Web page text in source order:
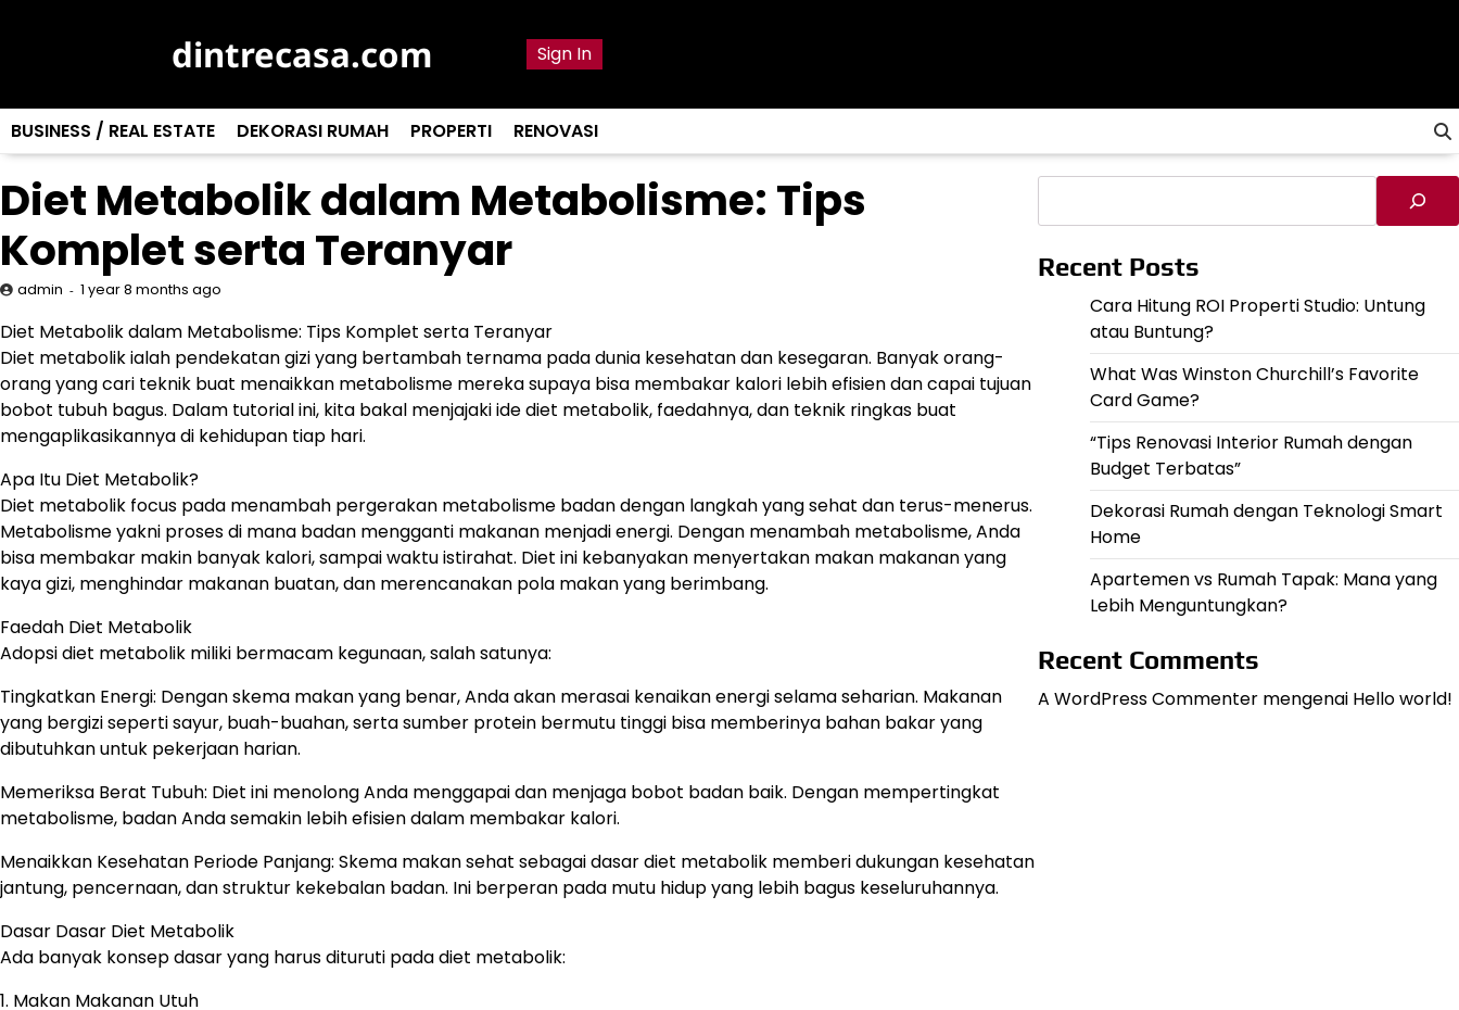
dintrecasa.com Sign In
BUSINESS / REAL ESTATE DEKORASI RUMAH PROPERTI RENOVASI
Diet Metabolik dalam Metabolisme: Tips
Komplet serta Teranyar
admin 1 year 8 months ago
Diet Metabolik dalam Metabolisme: Tips Komplet serta Teranyar
Diet metabolik ialah pendekatan gizi yang bertambah ternama pada dunia kesehatan dan kesegaran. Banyak orang-
orang yang cari teknik buat menaikkan metabolisme mereka supaya bisa membakar kalori lebih efisien dan capai tujuan
bobot tubuh bagus. Dalam tutorial ini, kita bakal menjajaki ide diet metabolik, faedahnya, dan teknik ringkas buat
mengaplikasikannya di kehidupan tiap hari.
Apa Itu Diet Metabolik?
Diet metabolik focus pada menambah pergerakan metabolisme badan dengan langkah yang sehat dan terus-menerus.
Metabolisme yakni proses di mana badan mengganti makanan menjadi energi. Dengan menambah metabolisme, Anda
bisa membakar makin banyak kalori, sampai waktu istirahat. Diet ini kebanyakan menyertakan makan makanan yang
kaya gizi, menghindar makanan buatan, dan merencanakan pola makan yang berimbang.
Faedah Diet Metabolik
Adopsi diet metabolik miliki bermacam kegunaan, salah satunya:
Tingkatkan Energi: Dengan skema makan yang benar, Anda akan merasai kenaikan energi selama seharian. Makanan
yang bergizi seperti sayur, buah-buahan, serta sumber protein bermutu tinggi bisa memberinya bahan bakar yang
dibutuhkan untuk pekerjaan harian.
Memeriksa Berat Tubuh: Diet ini menolong Anda menggapai dan menjaga bobot badan baik. Dengan mempertingkat
metabolisme, badan Anda semakin lebih efisien dalam membakar kalori.
Menaikkan Kesehatan Periode Panjang: Skema makan sehat sebagai dasar diet metabolik memberi dukungan kesehatan
jantung, pencernaan, dan struktur kekebalan badan. Ini berperan pada mutu hidup yang lebih bagus keseluruhannya.
Dasar Dasar Diet Metabolik
Ada banyak konsep dasar yang harus dituruti pada diet metabolik:
1. Makan Makanan Utuh
Recent Posts
Cara Hitung ROI Properti Studio: Untung
atau Buntung?
What Was Winston Churchill’s Favorite
Card Game?
“Tips Renovasi Interior Rumah dengan
Budget Terbatas”
Dekorasi Rumah dengan Teknologi Smart
Home
Apartemen vs Rumah Tapak: Mana yang
Lebih Menguntungkan?
Recent Comments
A WordPress Commentermengenai Hello world!